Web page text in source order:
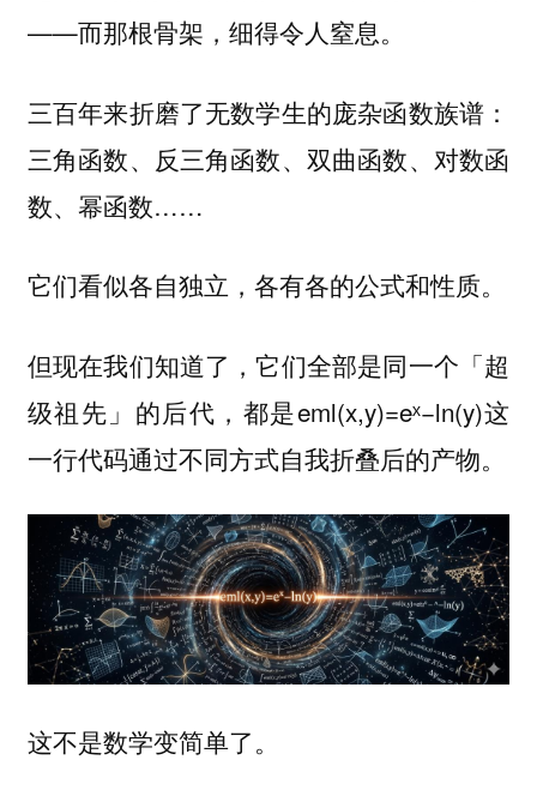
——而那根骨架，细得令人窒息。
三百年来折磨了无数学生的庞杂函数族谱：
三角函数、反三角函数、双曲函数、对数函
数、幂函数……
它们看似各自独立，各有各的公式和性质。
但现在我们知道了，它们全部是同一个「超
级祖先」的后代，都是eml(x,y)=eˣ−ln(y)这
一行代码通过不同方式自我折叠后的产物。
这不是数学变简单了。